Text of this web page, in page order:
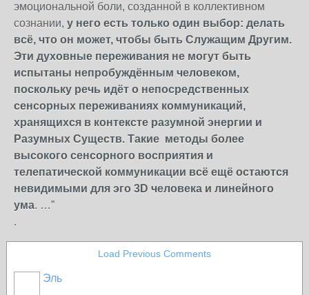
эмоциональной боли, созданной в коллективном
сознании, у него есть только один выбор: делать
всё, что он может, чтобы быть Служащим Другим.
Эти духовные переживания не могут быть
испытаны непробуждённым человеком,
поскольку речь идёт о непосредственных
сенсорных переживаниях коммуникаций,
хранящихся в контексте разумной энергии и
Разумных Существ. Такие методы более
высокого сенсорного восприятия и
телепатической коммуникации всё ещё остаются
невидимыми для эго 3D человека и линейного
ума. …”
.
Load Previous Comments
Эль